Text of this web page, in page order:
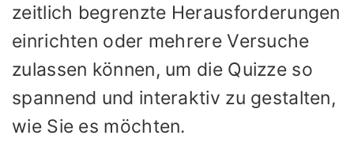
zeitlich begrenzte Herausforderungen
einrichten oder mehrere Versuche
zulassen können, um die Quizze so
spannend und interaktiv zu gestalten,
wie Sie es möchten.